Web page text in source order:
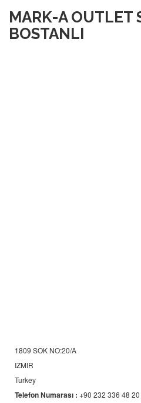
MARK-A OUTLET
BOSTANLI
1809 SOK NO:20/A
IZMIR
Turkey
Telefon Numarası : +90 232 336 48 20